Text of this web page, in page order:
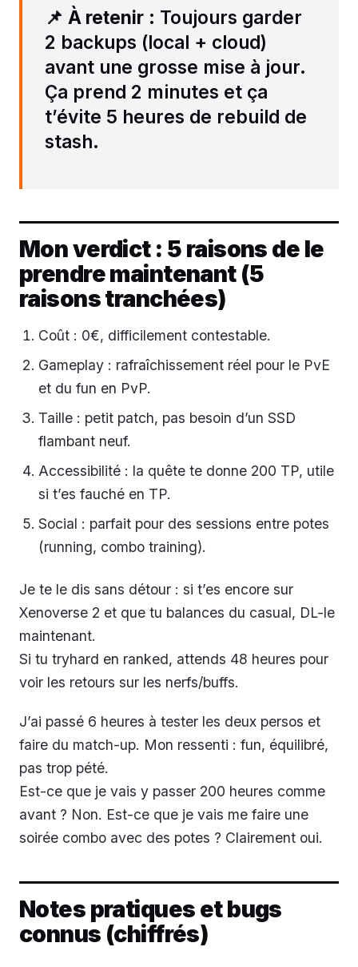
📌 À retenir : Toujours garder
2 backups (local + cloud)
avant une grosse mise à jour.
Ça prend 2 minutes et ça
t’évite 5 heures de rebuild de
stash.
Mon verdict : 5 raisons de le
prendre maintenant (5
raisons tranchées)
Coût : 0€, difficilement contestable.
Gameplay : rafraîchissement réel pour le PvE
et du fun en PvP.
Taille : petit patch, pas besoin d’un SSD
flambant neuf.
Accessibilité : la quête te donne 200 TP, utile
si t’es fauché en TP.
Social : parfait pour des sessions entre potes
(running, combo training).
Je te le dis sans détour : si t’es encore sur
Xenoverse 2 et que tu balances du casual, DL-le
maintenant.
Si tu tryhard en ranked, attends 48 heures pour
voir les retours sur les nerfs/buffs.
J’ai passé 6 heures à tester les deux persos et
faire du match-up. Mon ressenti : fun, équilibré,
pas trop pété.
Est-ce que je vais y passer 200 heures comme
avant ? Non. Est-ce que je vais me faire une
soirée combo avec des potes ? Clairement oui.
Notes pratiques et bugs
connus (chiffrés)